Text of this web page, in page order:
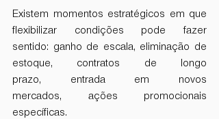
Existem momentos estratégicos em que
flexibilizar condições pode fazer
sentido: ganho de escala, eliminação de
estoque, contratos de longo
prazo, entrada em novos
mercados, ações promocionais
específicas.